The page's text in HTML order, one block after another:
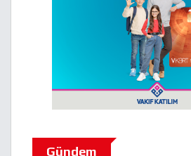
Gündem